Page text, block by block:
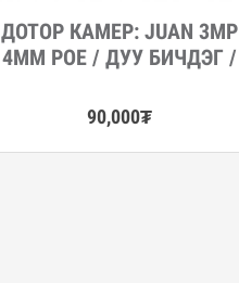
Дэлгэрэнгүй
ДОТОР КАМЕР: JUAN 3MP
4MM POE / ДУУ БИЧДЭГ /
90,000₮